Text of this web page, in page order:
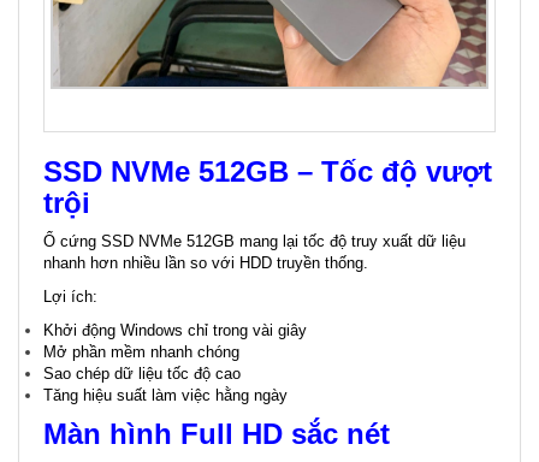
SSD NVMe 512GB – Tốc độ vượt
trội
Ổ cứng SSD NVMe 512GB mang lại tốc độ truy xuất dữ liệu
nhanh hơn nhiều lần so với HDD truyền thống.
Lợi ích:
Khởi động Windows chỉ trong vài giây
Mở phần mềm nhanh chóng
Sao chép dữ liệu tốc độ cao
Tăng hiệu suất làm việc hằng ngày
Màn hình Full HD sắc nét